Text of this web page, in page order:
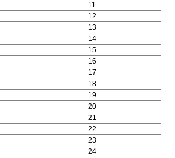
11
12
13
14
15
16
17
18
19
20
21
22
23
24